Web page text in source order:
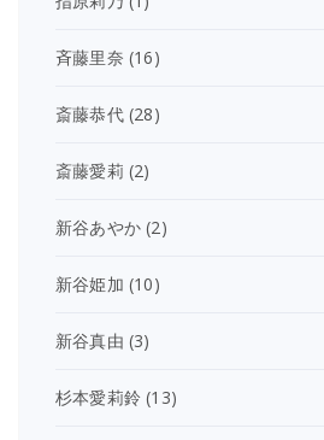
斉藤里奈 (16)
斎藤恭代(28)
斎藤愛莉 (2)
新谷あやか (2)
新谷姫加 (10)
新谷真由 (3)
杉本愛莉鈴 (13)